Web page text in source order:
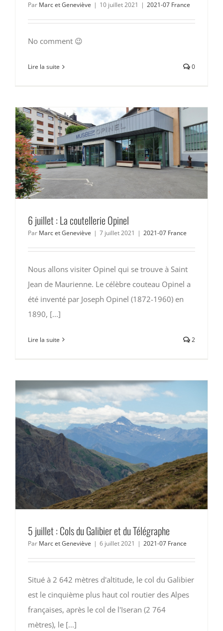
Par Marc et Geneviève | 10 juillet 2021 | 2021-07 France
No comment 😉
Lire la suite 0
6 juillet : La coutellerie Opinel
Par Marc et Geneviève | 7 juillet 2021 | 2021-07 France
Nous allons visiter Opinel qui se trouve à Saint
Jean de Maurienne. Le célèbre couteau Opinel a
été inventé par Joseph Opinel (1872-1960) en
1890, [...]
Lire la suite 2
5 juillet : Cols du Galibier et du Télégraphe
Par Marc et Geneviève | 6 juillet 2021 | 2021-07 France
Situé à 2 642 mètres d'altitude, le col du Galibier
est le cinquième plus haut col routier des Alpes
françaises, après le col de l'Iseran (2 764
mètres), le [...]